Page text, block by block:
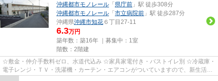
沖縄都市モノレール 「 県庁前 」駅 徒歩308分
沖縄都市モノレール 「 市立病院前 」駅 徒歩287分
沖縄県沖縄市知花 ６丁目27-11
6.3万円
築年数：築16年 ｜募集中： 1室
階数：2階建
☆敷金・仲介手数料ゼロ、水道代込み ☆家具家電付き・バストイレ別 ☆冷蔵庫・
電子レンジ・ＴＶ・洗濯機・カーテン・エアコンがついていますので、新生活が